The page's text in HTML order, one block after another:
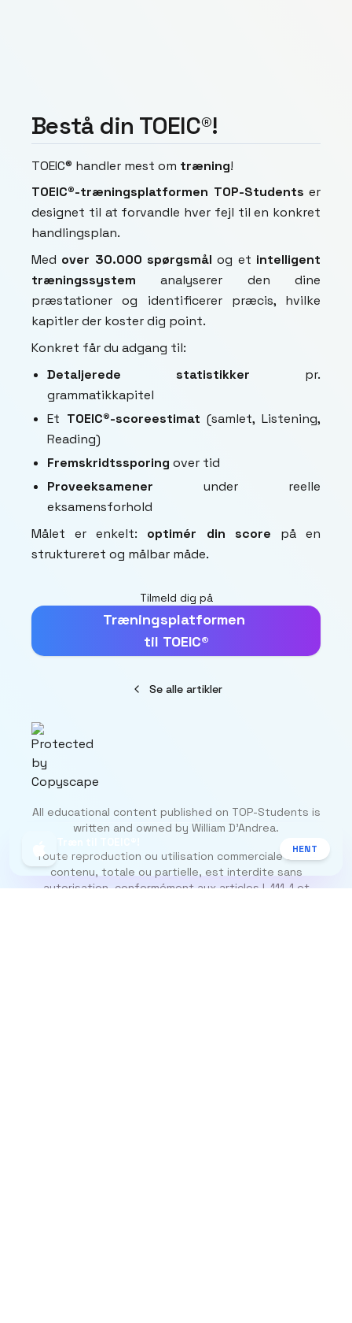
Bestå din TOEIC®!
TOEIC® handler mest om træning!
TOEIC®-træningsplatformen TOP-Students er
designet til at forvandle hver fejl til en konkret
handlingsplan.
Med over 30.000 spørgsmål og et intelligent
træningssystem analyserer den dine
præstationer og identificerer præcis, hvilke
kapitler der koster dig point.
Konkret får du adgang til:
Detaljerede statistikker pr.
grammatikkapitel
Et TOEIC®-scoreestimat (samlet, Listening,
Reading)
Fremskridtssporing over tid
Proveeksamener under reelle
eksamensforhold
Målet er enkelt: optimér din score på en
struktureret og målbar måde.
Tilmeld dig på
Træningsplatformen
til TOEIC®
Se alle artikler
All educational content published on TOP-Students is
written and owned by William D’Andrea.
Toute reproduction ou utilisation commerciale de ce
contenu, totale ou partielle, est interdite sans
autorisation, conformément aux articles L.111-1 et
Gratis på App Store
HENT